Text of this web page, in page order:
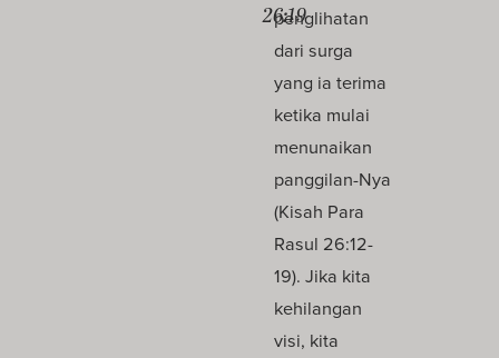
26:19
penglihatan
dari surga
yang ia terima
ketika mulai
menunaikan
panggilan-Nya
(Kisah Para
Rasul 26:12-
19). Jika kita
kehilangan
visi, kita